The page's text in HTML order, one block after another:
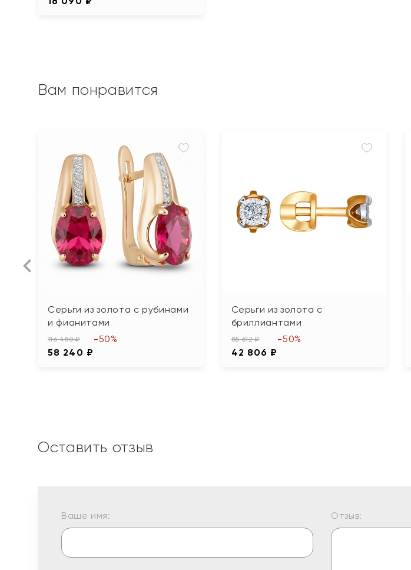
Вам понравится
Серьги из золота с рубинами
и фианитами
116 480 ₽
58 240 ₽
-50%
Серьги из золота с
бриллиантами
85 612 ₽
42 806 ₽
-50%
Оставить отзыв
Ваше имя: Отзыв: